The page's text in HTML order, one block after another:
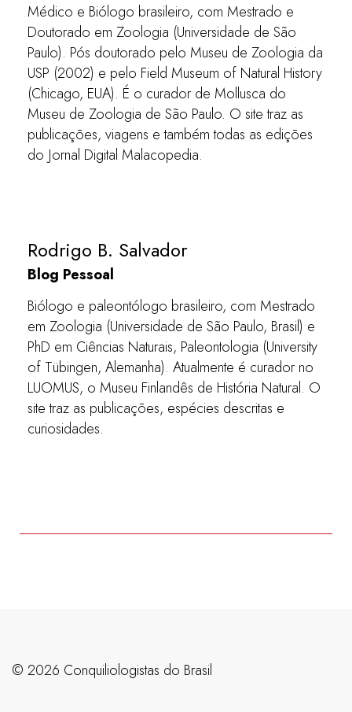
Médico e Biólogo brasileiro, com Mestrado e
Doutorado em Zoologia (Universidade de São
Paulo). Pós doutorado pelo Museu de Zoologia da
USP (2002) e pelo Field Museum of Natural History
(Chicago, EUA). É o curador de Mollusca do
Museu de Zoologia de São Paulo. O site traz as
publicações, viagens e também todas as edições
do Jornal Digital Malacopedia.
Rodrigo B. Salvador
Blog Pessoal
Biólogo e paleontólogo brasileiro, com Mestrado
em Zoologia (Universidade de São Paulo, Brasil) e
PhD em Ciências Naturais, Paleontologia (University
of Tübingen, Alemanha). Atualmente é curador no
LUOMUS, o Museu Finlandês de História Natural. O
site traz as publicações, espécies descritas e
curiosidades.
©️ 2026 Conquiliologistas do Brasil